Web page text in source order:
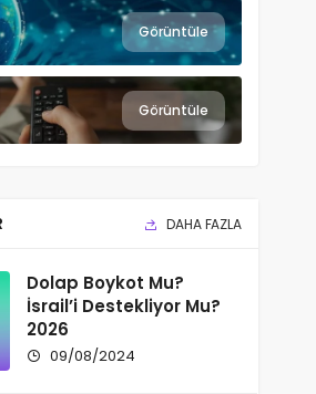
Görüntüle
Görüntüle
DAHA FAZLA
Dolap Boykot Mu?
İsrail’i Destekliyor Mu?
2026
09/08/2024